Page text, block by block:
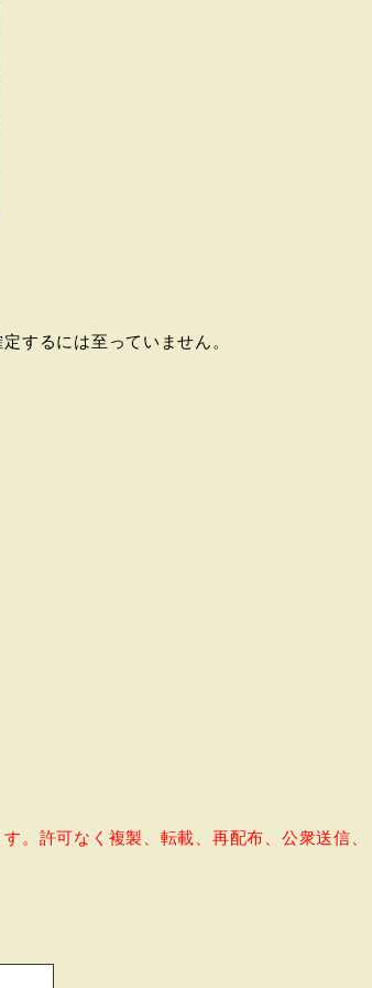
するには至っていません。
。許可なく複製、転載、再配布、公衆送信、